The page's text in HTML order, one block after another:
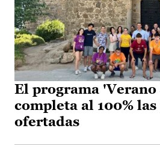
El programa 'Verano
completa al 100% las
ofertadas